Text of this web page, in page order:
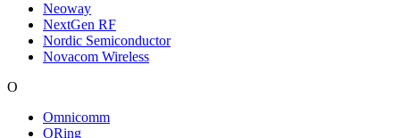
Neoway
NextGen RF
Nordic Semiconductor
Novacom Wireless
O
Omnicomm
ORing